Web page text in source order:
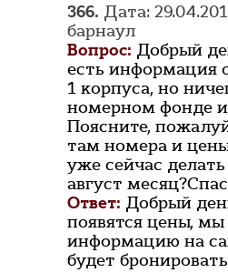
366. Дата:
барнаул
Вопрос: Добрый
есть информация
1 корпуса, но
номерном фонде и
Поясните,
там номера и
уже сейчас
август
Ответ: Добрый
появятся цены,
информацию на
будет